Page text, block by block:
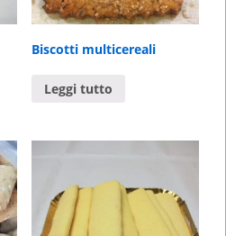
Biscotti multicereali
Leggi tutto